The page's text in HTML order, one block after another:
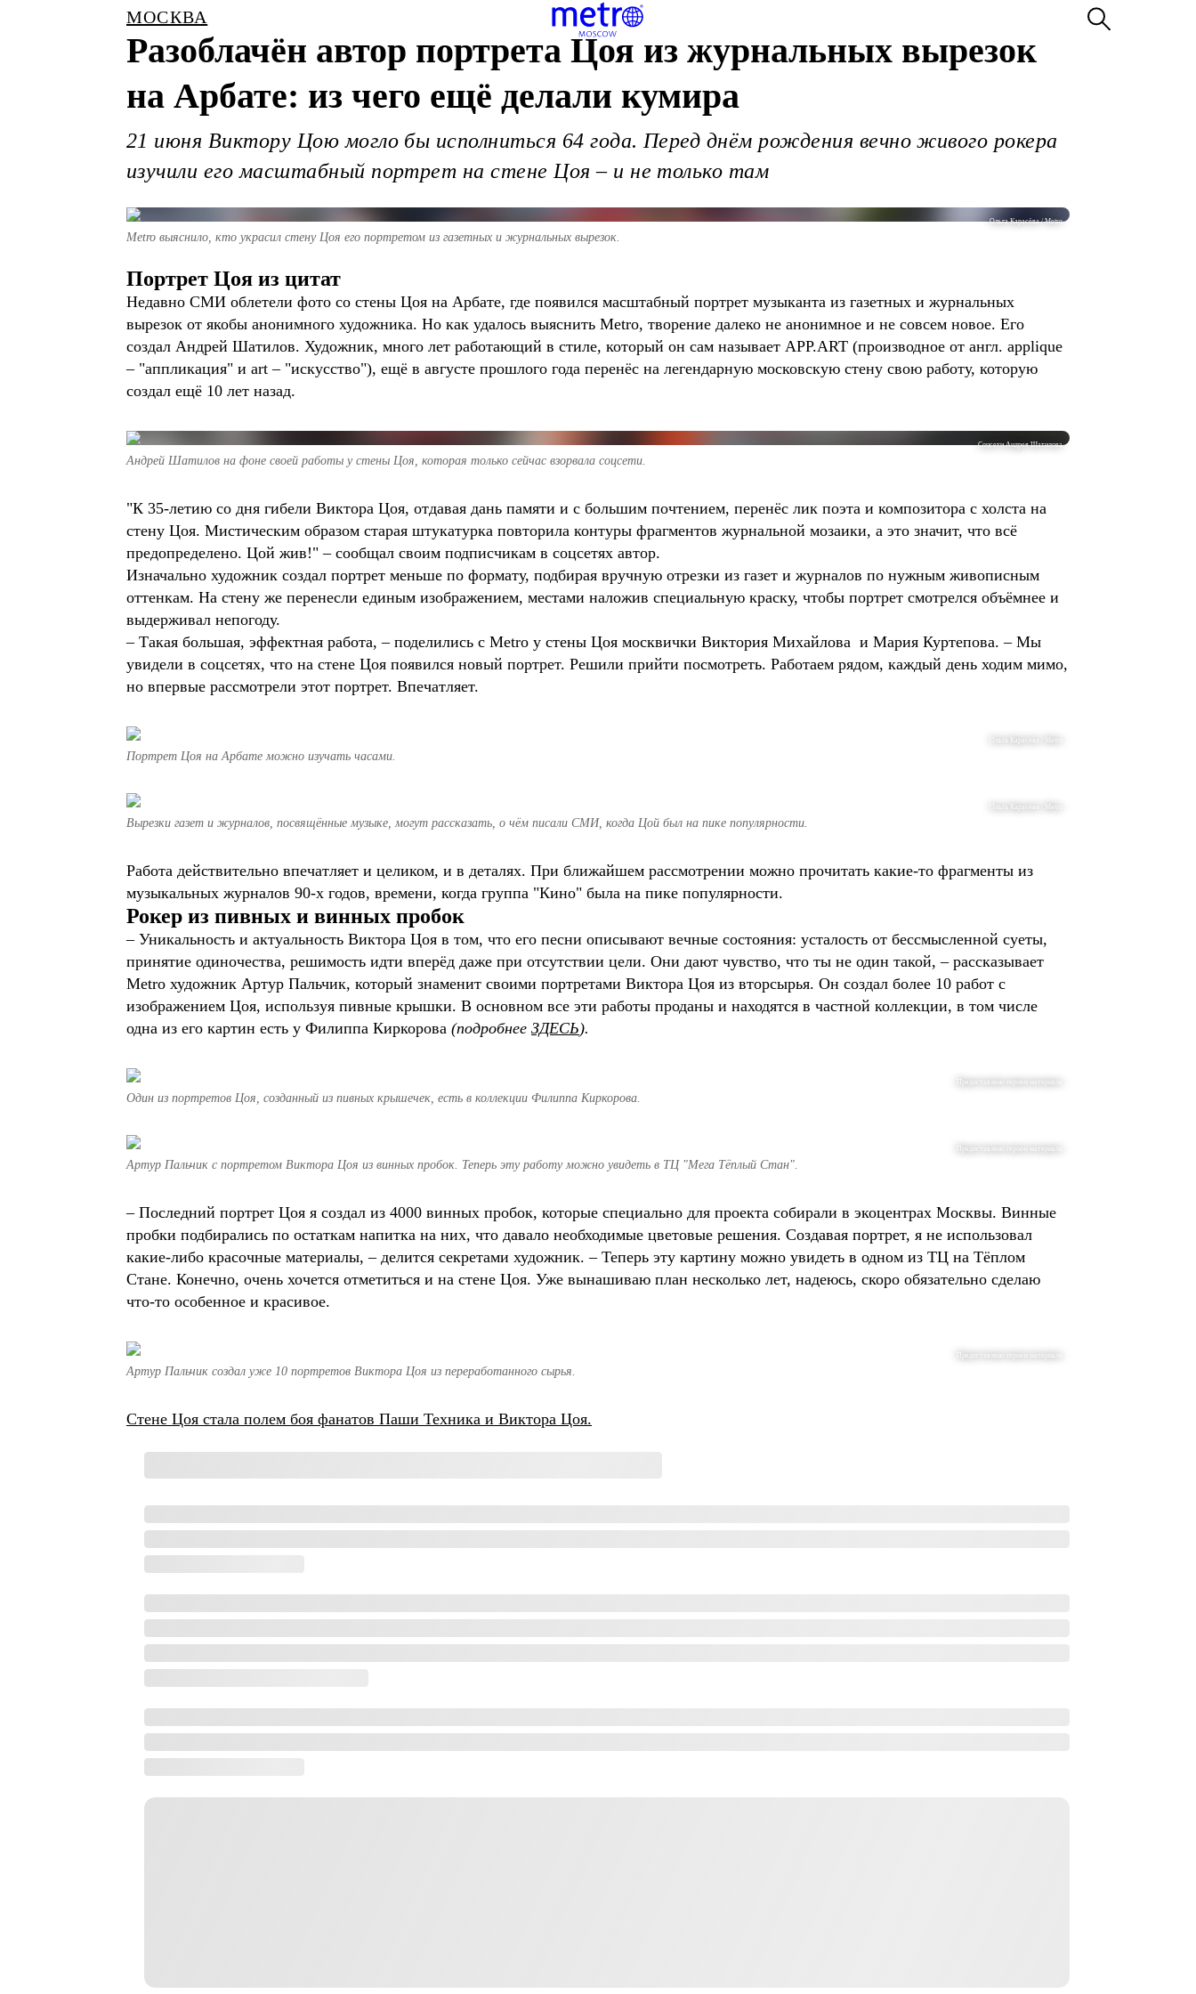
МОСКВА
Разоблачён автор портрета Цоя из журнальных вырезок
на Арбате: из чего ещё делали кумира
21 июня Виктору Цою могло бы исполниться 64 года. Перед днём рождения вечно живого рокера
изучили его масштабный портрет на стене Цоя – и не только там
Ольга Карасёва / Metro
Metro выяснило, кто украсил стену Цоя его портретом из газетных и журнальных вырезок.
Портрет Цоя из цитат
Недавно СМИ облетели фото со стены Цоя на Арбате, где появился масштабный портрет музыканта из газетных и журнальных
вырезок от якобы анонимного художника. Но как удалось выяснить Metro, творение далеко не анонимное и не совсем новое. Его
создал Андрей Шатилов. Художник, много лет работающий в стиле, который он сам называет APP.ART (производное от англ. applique
– "аппликация" и art – "искусство"), ещё в августе прошлого года перенёс на легендарную московскую стену свою работу, которую
создал ещё 10 лет назад.
Соцсети Андрея Шатилова
Андрей Шатилов на фоне своей работы у стены Цоя, которая только сейчас взорвала соцсети.
"К 35-летию со дня гибели Виктора Цоя, отдавая дань памяти и с большим почтением, перенёс лик поэта и композитора с холста на
стену Цоя. Мистическим образом старая штукатурка повторила контуры фрагментов журнальной мозаики, а это значит, что всё
предопределено. Цой жив!" – сообщал своим подписчикам в соцсетях автор.
Изначально художник создал портрет меньше по формату, подбирая вручную отрезки из газет и журналов по нужным живописным
оттенкам. На стену же перенесли единым изображением, местами наложив специальную краску, чтобы портрет смотрелся объёмнее и
выдерживал непогоду.
– Такая большая, эффектная работа, – поделились с Metro у стены Цоя москвички Виктория Михайлова и Мария Куртепова. – Мы
увидели в соцсетях, что на стене Цоя появился новый портрет. Решили прийти посмотреть. Работаем рядом, каждый день ходим мимо,
но впервые рассмотрели этот портрет. Впечатляет.
Ольга Карасёва / Metro
Портрет Цоя на Арбате можно изучать часами.
Ольга Карасёва / Metro
Вырезки газет и журналов, посвящённые музыке, могут рассказать, о чём писали СМИ, когда Цой был на пике популярности.
Работа действительно впечатляет и целиком, и в деталях. При ближайшем рассмотрении можно прочитать какие-то фрагменты из
музыкальных журналов 90-х годов, времени, когда группа "Кино" была на пике популярности.
Рокер из пивных и винных пробок
– Уникальность и актуальность Виктора Цоя в том, что его песни описывают вечные состояния: усталость от бессмысленной суеты,
принятие одиночества, решимость идти вперёд даже при отсутствии цели. Они дают чувство, что ты не один такой, – рассказывает
Metrо художник Артур Пальчик, который знаменит своими портретами Виктора Цоя из вторсырья. Он создал более 10 работ с
изображением Цоя, используя пивные крышки. В основном все эти работы проданы и находятся в частной коллекции, в том числе
одна из его картин есть у Филиппа Киркорова (подробнее ЗДЕСЬ).
Предоставлено героем материала
Один из портретов Цоя, созданный из пивных крышечек, есть в коллекции Филиппа Киркорова.
Предоставлено героем материала
Артур Пальчик с портретом Виктора Цоя из винных пробок. Теперь эту работу можно увидеть в ТЦ "Мега Тёплый Стан".
– Последний портрет Цоя я создал из 4000 винных пробок, которые специально для проекта собирали в экоцентрах Москвы. Винные
пробки подбирались по остаткам напитка на них, что давало необходимые цветовые решения. Создавая портрет, я не использовал
какие-либо красочные материалы, – делится секретами художник. – Теперь эту картину можно увидеть в одном из ТЦ на Тёплом
Стане. Конечно, очень хочется отметиться и на стене Цоя. Уже вынашиваю план несколько лет, надеюсь, скоро обязательно сделаю
что-то особенное и красивое.
Предоставлено героем материала
Артур Пальчик создал уже 10 портретов Виктора Цоя из переработанного сырья.
Стене Цоя стала полем боя фанатов Паши Техника и Виктора Цоя.